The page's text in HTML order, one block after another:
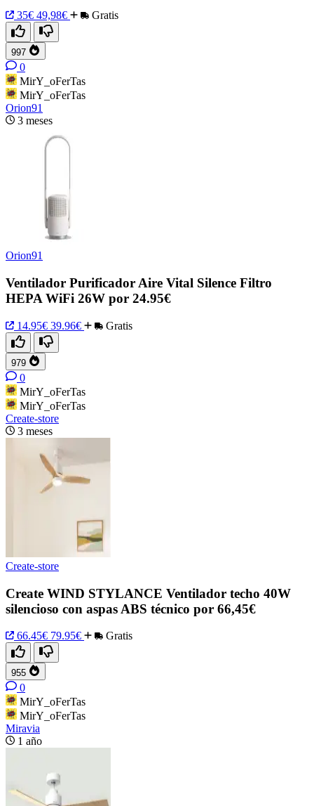
35€ 49,98€ Gratis
997
0
MirY_oFerTas
MirY_oFerTas
Orion91
3 meses
Orion91
Ventilador Purificador Aire Vital Silence Filtro
HEPA WiFi 26W por 24.95€
14.95€ 39.96€ Gratis
979
0
MirY_oFerTas
MirY_oFerTas
Create-store
3 meses
Create-store
Create WIND STYLANCE Ventilador techo 40W
silencioso con aspas ABS técnico por 66,45€
66.45€ 79.95€ Gratis
955
0
MirY_oFerTas
MirY_oFerTas
Miravia
1 año